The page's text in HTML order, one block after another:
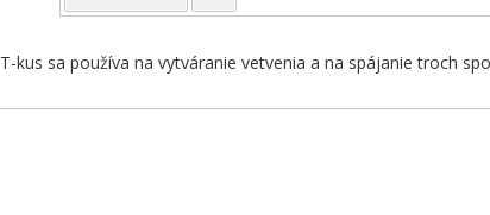
T-kus sa používa na vytváranie vetvenia a na spájanie troch